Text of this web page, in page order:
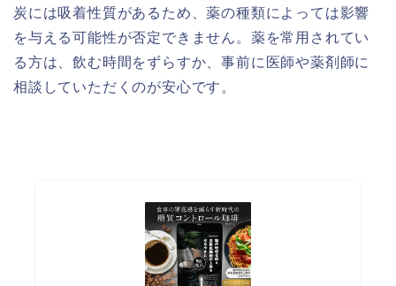
炭には吸着性質があるため、薬の種類によっては影響
を与える可能性が否定できません。薬を常用されてい
る方は、飲む時間をずらすか、事前に医師や薬剤師に
相談していただくのが安心です。